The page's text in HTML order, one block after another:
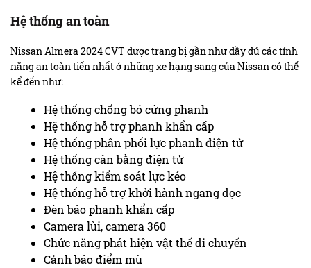
Hệ thống an toàn
Nissan Almera 2024 CVT được trang bị gần như đầy đủ các tính
năng an toàn tiến nhất ở những xe hạng sang của Nissan có thể
kể đến như:
Hệ thống chống bó cứng phanh
Hệ thống hỗ trợ phanh khẩn cấp
Hệ thống phân phối lực phanh điện tử
Hệ thống cân bằng điện tử
Hệ thống kiểm soát lực kéo
Hệ thống hỗ trợ khởi hành ngang dọc
Đèn báo phanh khẩn cấp
Camera lùi, camera 360
Chức năng phát hiện vật thể di chuyển
Cảnh báo điểm mù